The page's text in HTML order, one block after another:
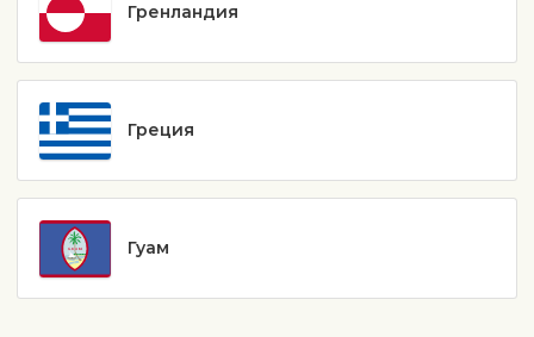
Гренландия
Греция
Гуам